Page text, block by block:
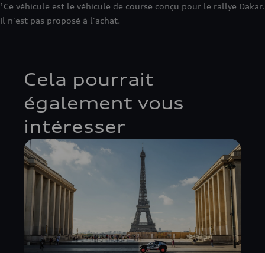
¹Ce véhicule est le véhicule de course conçu pour le rallye Dakar.
Il n'est pas proposé à l'achat.
Cela pourrait
également vous
intéresser